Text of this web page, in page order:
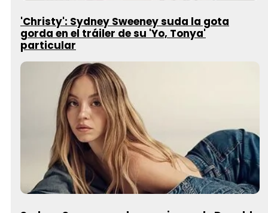
'Christy': Sydney Sweeney suda la gota
gorda en el tráiler de su 'Yo, Tonya'
particular